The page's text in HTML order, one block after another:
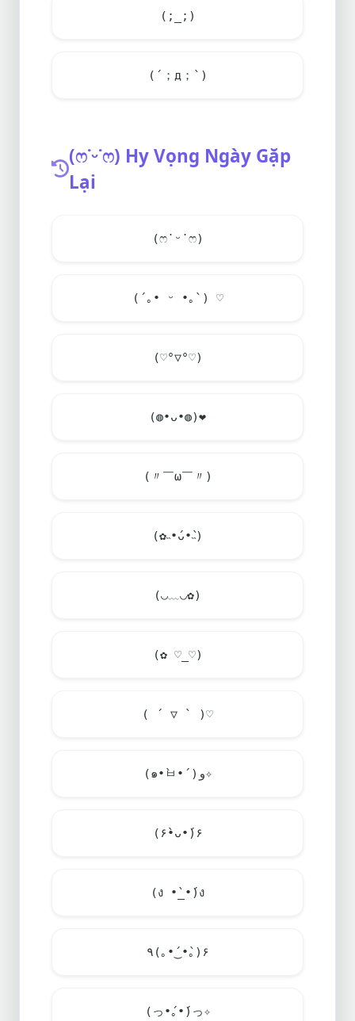
(;_;)
(´；д；`)
(ෆ˙ᵕ˙ෆ) Hy Vọng Ngày Gặp
Lại
(ෆ˙ᵕ˙ෆ)
(´｡• ᵕ •｡`) ♡
(♡°▽°♡)
(◍•ᴗ•◍)❤
(〃￣ω￣〃)
(✿˵•́ᴗ•̀˵)
(◡﹏◡✿)
(✿ ♡_♡)
( ´ ▽ ` )♡
(๑•̀ㅂ•́)و✧
(۶•̀ᴗ•́)۶
(ง •̀_•́)ง
٩(｡•́‿•̀｡)۶
(っ•́｡•́)っ✧